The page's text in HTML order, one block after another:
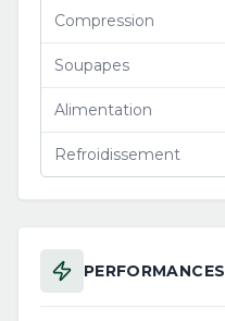
Compression
Soupapes
Alimentation
Refroidissement
PERFORMANCES